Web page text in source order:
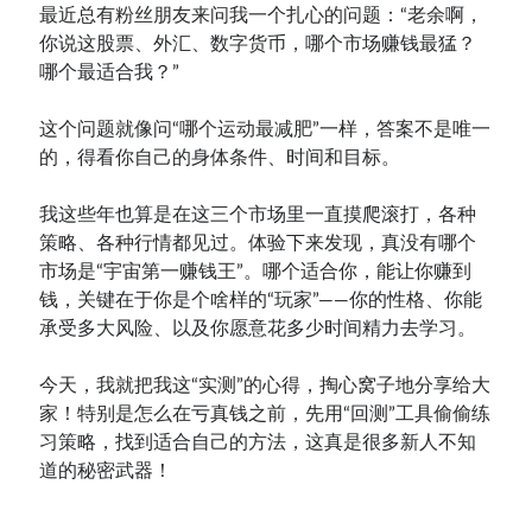
最近总有粉丝朋友来问我一个扎心的问题：“老余啊，
你说这股票、外汇、数字货币，哪个市场赚钱最猛？
哪个最适合我？”
这个问题就像问“哪个运动最减肥”一样，答案不是唯一
的，得看你自己的身体条件、时间和目标。
我这些年也算是在这三个市场里一直摸爬滚打，各种
策略、各种行情都见过。体验下来发现，真没有哪个
市场是“宇宙第一赚钱王”。哪个适合你，能让你赚到
钱，关键在于你是个啥样的“玩家”——你的性格、你能
承受多大风险、以及你愿意花多少时间精力去学习。
今天，我就把我这“实测”的心得，掏心窝子地分享给大
家！特别是怎么在亏真钱之前，先用“回测”工具偷偷练
习策略，找到适合自己的方法，这真是很多新人不知
道的秘密武器！